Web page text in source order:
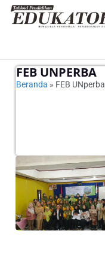
FEB UNPERBA
Beranda » FEB UNperba